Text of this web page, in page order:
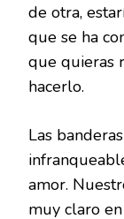
de otra,
que se ha
que quieras
hacerlo.
Las
amor.
muy claro